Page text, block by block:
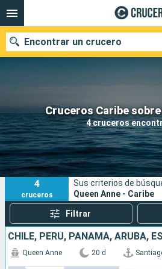
Cruceros Caribe sobre
4 cruceros
Encontrar un crucero
Nuestros destinos
Fecha de salida
Puertos
4
cruceros
Sus criterios de
Queen Anne - Caribe
Filtrar
Queen Anne 20 d